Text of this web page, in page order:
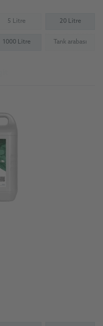
5 Litre(Not available) 20 Litre
1000 Litre Tank arabası
(Not